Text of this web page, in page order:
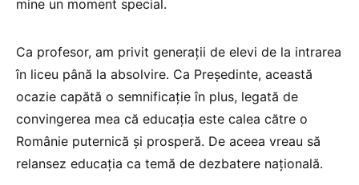
mine un moment special.
Ca profesor, am privit generații de elevi de la intrarea
în liceu până la absolvire. Ca Președinte, această
ocazie capătă o semnificație în plus, legată de
convingerea mea că educația este calea către o
Românie puternică și prosperă. De aceea vreau să
relansez educația ca temă de dezbatere națională.